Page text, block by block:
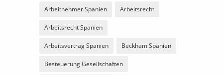
Arbeitnehmer Spanien Arbeitsrecht
Arbeitsrecht Spanien
Arbeitsvertrag Spanien Beckham Spanien
Besteuerung Gesellschaften